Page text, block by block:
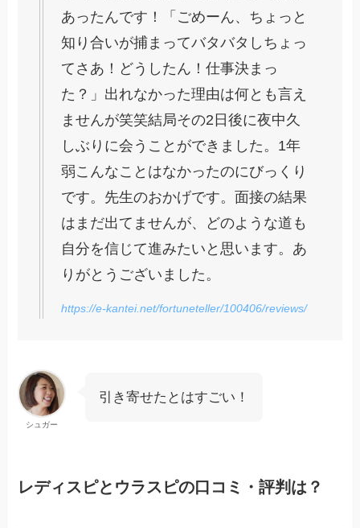
あったんです！「ごめーん、ちょっと
知り合いが捕まってバタバタしちょっ
てさあ！どうしたん！仕事決まっ
た？」出れなかった理由は何とも言え
ませんが笑笑結局その2日後に夜中久
しぶりに会うことができました。1年
弱こんなことはなかったのにびっくり
です。先生のおかげです。面接の結果
はまだ出てませんが、どのような道も
自分を信じて進みたいと思います。あ
りがとうございました。
https://e-kantei.net/fortuneteller/100406/reviews/
シュガー
引き寄せたとはすごい！
レディスピとウラスピの口コミ・評判は？